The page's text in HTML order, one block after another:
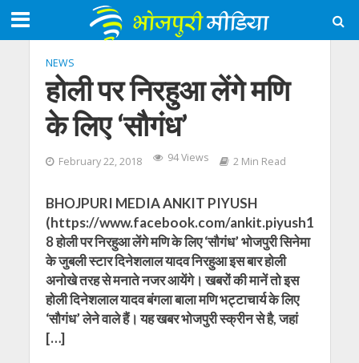
NEWS
होली पर निरहुआ लेंगे मणि
के लिए ‘सौगंध’
February 22, 2018 94 Views 2 Min Read
BHOJPURI MEDIA ANKIT PIYUSH
(https://www.facebook.com/ankit.piyush1
8 होली पर निरहुआ लेंगे मणि के लिए ‘सौगंध’ भोजपुरी सिनेमा
के जुबली स्‍टार दिनेशलाल यादव निरहुआ इस बार होली
अनोखे तरह से मनाते नजर आयेंगे। खबरों की मानें तो इस
होली दिनेशलाल यादव बंगला बाला मणि भट्टाचार्य के लिए
‘सौगंध’ लेने वाले हैं। यह खबर भोजपुरी स्‍क्रीन से है, जहां
[…]